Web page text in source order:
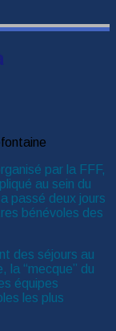
par la FFF,
au sein du
passé deux jours
bénévoles des
des séjours au
la “mecque” du
équipes
les plus